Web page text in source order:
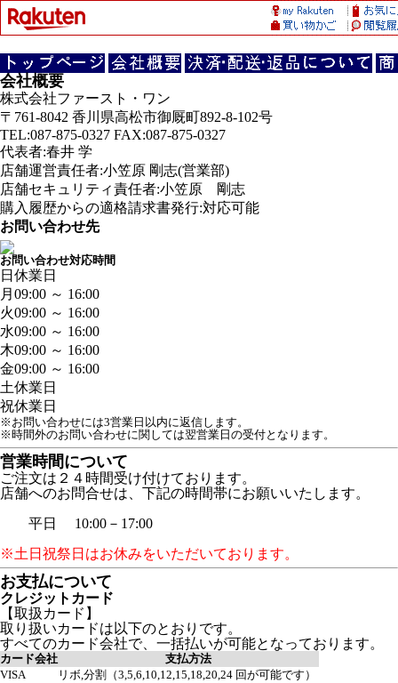
会社概要
株式会社ファースト・ワン
〒761-8042 香川県高松市御厩町892-8-102号
TEL:087-875-0327 FAX:087-875-0327
代表者:春井 学
店舗運営責任者:小笠原 剛志(営業部)
店舗セキュリティ責任者:小笠原 剛志
購入履歴からの適格請求書発行:対応可能
お問い合わせ先
お問い合わせ対応時間
日 休業日
月 09:00 ～ 16:00
火09:00 ～ 16:00
水09:00 ～ 16:00
木09:00 ～ 16:00
金09:00 ～ 16:00
土休業日
祝休業日
※お問い合わせには3営業日以内に返信します。
※時間外のお問い合わせに関しては翌営業日の受付となります。
営業時間について
ご注文は２４時間受け付けております。
店舗へのお問合せは、下記の時間帯にお願いいたします。
平日 10:00－17:00
※土日祝祭日はお休みをいただいております。
お支払について
クレジットカード
【取扱カード】
取り扱いカードは以下のとおりです。
すべてのカード会社で、一括払いが可能となっております。
カード会社
支払方法
VISA
リボ,分割（3,5,6,10,12,15,18,20,24 回が可能です）